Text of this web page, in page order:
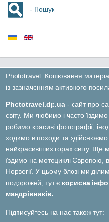
- Пошук
Phototravel: Копіювання
із зазначенням активного
Phototravel.dp.ua - сайт про
світу. Ми любимо і часто їздимо в
робимо красиві фотографії,
ходимо в походи та здійснюємо
найкрасивіших горах світу.
їздимо на мотоциклі Європою,
Норвегії. У цьому блозі ми
подорожей, тут є корисна
мандрівників.
Підписуйтесь на нас також тут: